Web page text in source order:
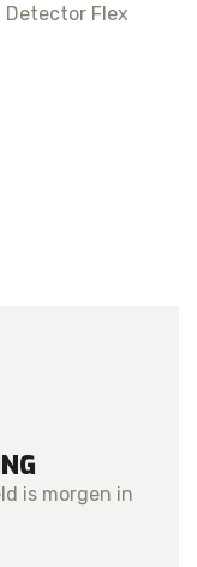
Detector Flex
is morgen in